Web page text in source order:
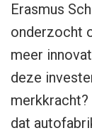
Erasmus
onderzocht
meer
deze
dat